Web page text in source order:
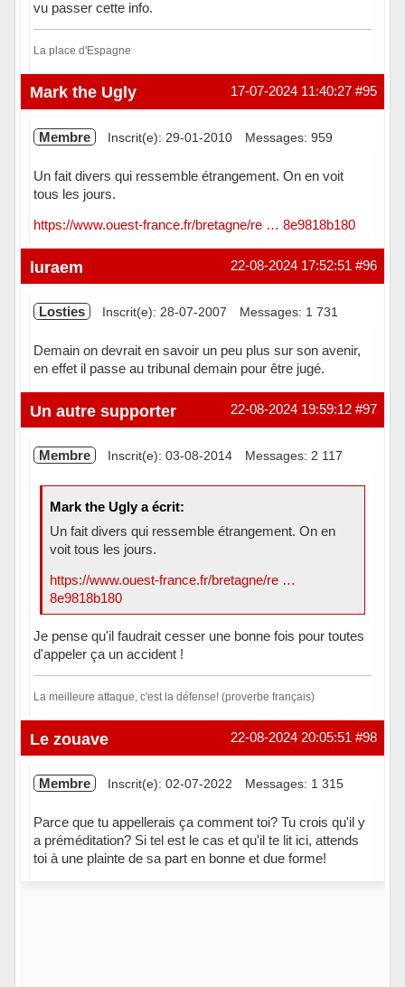
vu passer cette info.
La place d'Espagne
Hors ligne #95
17-07-2024 11:40:27
Mark the Ugly
Membre Inscrit(e): 29-01-2010 Messages: 959
Un fait divers qui ressemble étrangement. On en voit
tous les jours.
https://www.ouest-france.fr/bretagne/re … 8e9818b180
Hors ligne #96
22-08-2024 17:52:51
luraem
Losties Inscrit(e): 28-07-2007 Messages: 1 731
Demain on devrait en savoir un peu plus sur son avenir,
en effet il passe au tribunal demain pour être jugé.
Hors ligne #97
22-08-2024 19:59:12
Un autre supporter
Membre Inscrit(e): 03-08-2014 Messages: 2 117
Mark the Ugly a écrit:
Un fait divers qui ressemble étrangement. On en
voit tous les jours.
https://www.ouest-france.fr/bretagne/re …
8e9818b180
Je pense qu'il faudrait cesser une bonne fois pour toutes
d'appeler ça un accident !
La meilleure attaque, c'est la défense! (proverbe français)
Hors ligne #98
22-08-2024 20:05:51
Le zouave
Membre Inscrit(e): 02-07-2022 Messages: 1 315
Parce que tu appellerais ça comment toi? Tu crois qu'il y
a préméditation? Si tel est le cas et qu'il te lit ici, attends
toi à une plainte de sa part en bonne et due forme!